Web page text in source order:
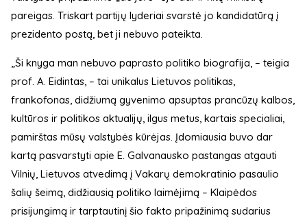
pareigas. Triskart partijų lyderiai svarstė jo kandidatūrą į
prezidento postą, bet ji nebuvo pateikta.
„Ši knyga man nebuvo paprasto politiko biografija, – teigia
prof. A. Eidintas, – tai unikalus Lietuvos politikas,
frankofonas, didžiumą gyvenimo apsuptas prancūzų kalbos,
kultūros ir politikos aktualijų, ilgus metus, kartais specialiai,
pamirštas mūsų valstybės kūrėjas. Įdomiausia buvo dar
kartą pasvarstyti apie E. Galvanausko pastangas atgauti
Vilnių, Lietuvos atvedimą į Vakarų demokratinio pasaulio
šalių šeimą, didžiausią politiko laimėjimą – Klaipėdos
prisijungimą ir tarptautinį šio fakto pripažinimą sudarius